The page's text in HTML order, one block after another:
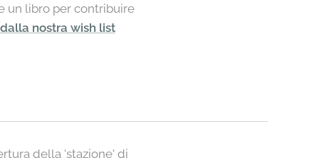
un libro per contribuire
nostra wish list
della 'stazione' di